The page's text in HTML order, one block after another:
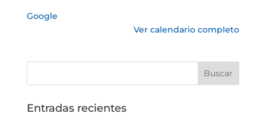
Google
Ver calendario completo
Entradas recientes